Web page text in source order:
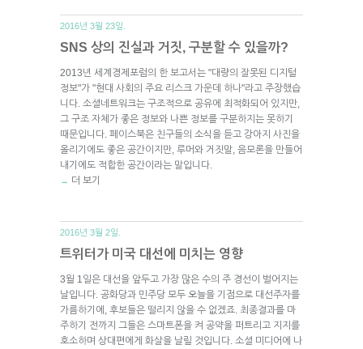
2016년 3월 23일.
SNS 상의 진실과 거짓, 구분할 수 있을까?
2013년 세계경제포럼의 한 보고서는 "대량의 잘못된 디지털
정보"가 "현대 사회의 주요 리스크 가운데 하나"라고 주장했습
니다. 소셜네트워크는 구조적으로 공유에 최적화되어 있지만,
그 구조 자체가 좋은 정보와 나쁜 정보를 구분하지는 못하기
때문입니다. 페이스북은 친구들의 소식을 듣고 강아지 사진을
올리기에도 좋은 공간이지만, 루머와 거짓말, 음모론을 만들어
내기에도 적합한 공간이라는 말입니다.
→ 더 보기
2016년 3월 2일.
트위터가 미국 대선에 미치는 영향
3월 1일은 대선을 앞두고 가장 많은 수의 주 경선이 벌어지는
날입니다. 공화당과 민주당 모두 오늘을 기점으로 대선주자를
가름하기에, 후보들은 떨리지 않을 수 없겠죠. 최종결과를 마
주하기 전까지 그들은 스마트폰을 켜 공약을 퍼트리고 지지를
호소하며 상대편에게 화살을 날릴 것입니다. 소셜 미디어에 나